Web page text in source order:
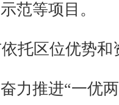
范等项目。
区位优势和
力推进“一优